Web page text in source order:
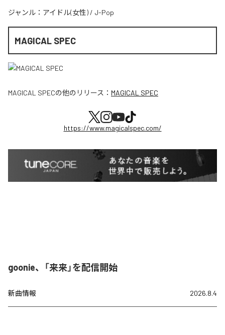
ジャンル： アイドル(女性) / J-Pop
MAGICAL SPEC
MAGICAL SPECの他のリリース： MAGICAL SPEC
https://www.magicalspec.com/
goonie、「来来」を配信開始
新曲情報 2026.8.4